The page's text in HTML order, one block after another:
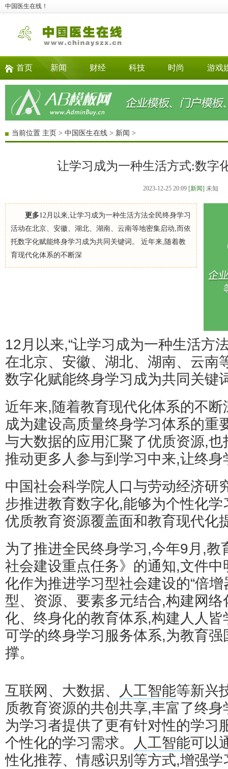
中国医生在线！
首页 新闻 财经 科技 时尚 游戏
当前位置 主页 > 中国医生在线 > 新闻 >
让学习成为一种生活方式:数字
2023-12-25 20:09 [新闻] 未知
更多12月以来,让学习成为一种生活方法全民终身学习
活动在北京、安徽、湖北、湖南、云南等地密集启动,而依
托数字化赋能终身学习成为共同关键词。 近年来,随着教
育现代化体系的不断深
12月以来,“让学习成为一种生活方
在北京、安徽、湖北、湖南、云南
数字化赋能终身学习成为共同关键
近年来,随着教育现代化体系的不
成为建设高质量终身学习体系的重
与大数据的应用汇聚了优质资源,
推动更多人参与到学习中来,让终
中国社会科学院人口与劳动经济研
步推进教育数字化,能够为个性化
优质教育资源覆盖面和教育现代化
为了推进全民终身学习,今年9月,教
社会建设重点任务》的通知,文件
化作为推进学习型社会建设的“倍
型、资源、要素多元结合,构建网
化、终身化的教育体系,构建人人
可学的终身学习服务体系,为教育
撑。
互联网、大数据、 人工智能等新兴
质教育资源的共创共享,丰富了终
为学习者提供了更有针对性的学习
个性化的学习需求。
人工智能可以
性化推荐、情感识别等方式,增强